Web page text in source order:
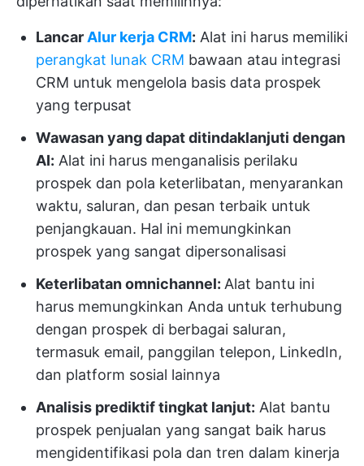
Lancar Alur kerja CRM: Alat ini harus memiliki
perangkat lunak CRM bawaan atau integrasi
CRM untuk mengelola basis data prospek
yang terpusat
Wawasan yang dapat ditindaklanjuti dengan
AI: Alat ini harus menganalisis perilaku
prospek dan pola keterlibatan, menyarankan
waktu, saluran, dan pesan terbaik untuk
penjangkauan. Hal ini memungkinkan
prospek yang sangat dipersonalisasi
Keterlibatan omnichannel: Alat bantu ini
harus memungkinkan Anda untuk terhubung
dengan prospek di berbagai saluran,
termasuk email, panggilan telepon, LinkedIn,
dan platform sosial lainnya
Analisis prediktif tingkat lanjut: Alat bantu
prospek penjualan yang sangat baik harus
mengidentifikasi pola dan tren dalam kinerja